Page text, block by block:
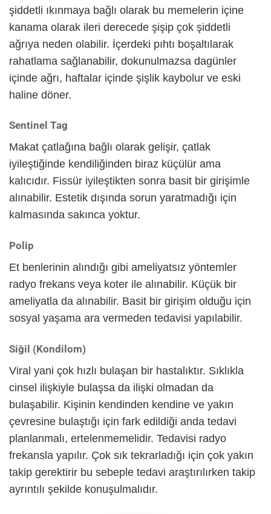
şiddetli ıkınmaya bağlı olarak bu memelerin içine
kanama olarak ileri derecede şişip çok şiddetli
ağrıya neden olabilir. İçerdeki pıhtı boşaltılarak
rahatlama sağlanabilir, dokunulmazsa dagünler
içinde ağrı, haftalar içinde şişlik kaybolur ve eski
haline döner.
Sentinel Tag
Makat çatlağına bağlı olarak gelişir, çatlak
iyileştiğinde kendiliğinden biraz küçülür ama
kalıcıdır. Fissür iyileştikten sonra basit bir girişimle
alınabilir. Estetik dışında sorun yaratmadığı için
kalmasında sakınca yoktur.
Polip
Et benlerinin alındığı gibi ameliyatsız yöntemler
radyo frekans veya koter ile alınabilir. Küçük bir
ameliyatla da alınabilir. Basit bir girişim olduğu için
sosyal yaşama ara vermeden tedavisi yapılabilir.
Siğil (Kondilom)
Viral yani çok hızlı bulaşan bir hastalıktır. Sıklıkla
cinsel ilişkiyle bulaşsa da ilişki olmadan da
bulaşabilir. Kişinin kendinden kendine ve yakın
çevresine bulaştığı için fark edildiği anda tedavi
planlanmalı, ertelenmemelidir. Tedavisi radyo
frekansla yapılır. Çok sık tekrarladığı için çok yakın
takip gerektirir bu sebeple tedavi araştırılırken takip
ayrıntılı şekilde konuşulmalıdır.